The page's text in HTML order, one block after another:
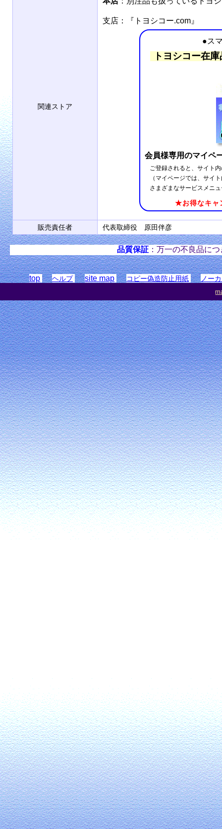
関連ストア
支店：『トヨシコー.com』
●ス
トヨシコー在
会員様専用のマイペ
ご登録されると、サイト
（マイページでは、サイ
さまざまなサービスメニ
★お得なキャ
販売責任者 代表取締役 原田伴彦
品質保証 ：万一の不良品に
top ヘルプ site map コピー偽造防止用紙 ノー